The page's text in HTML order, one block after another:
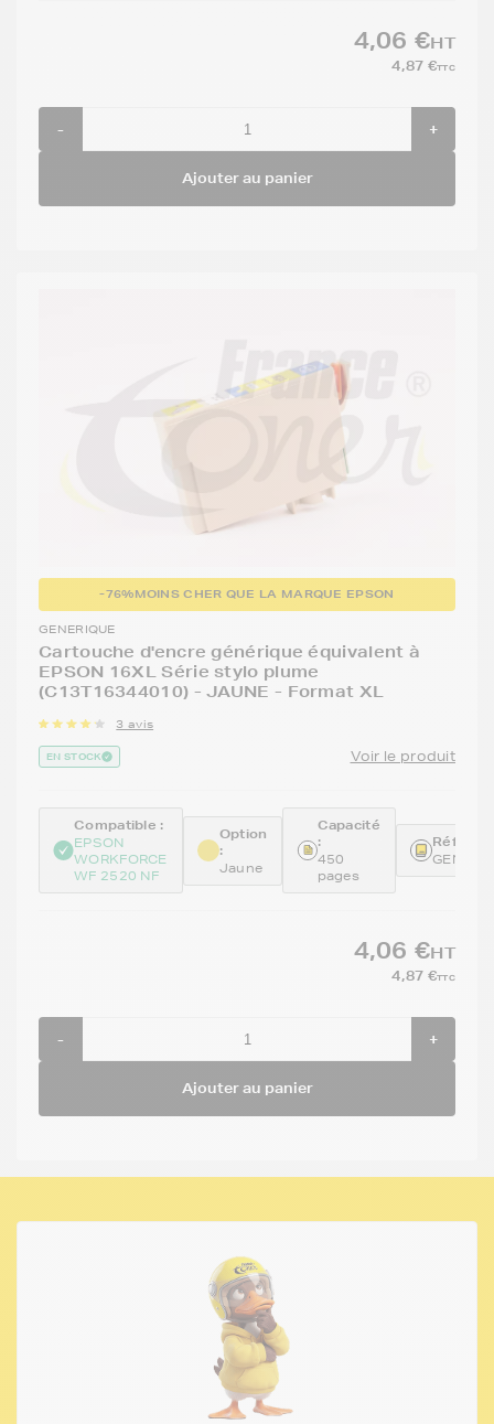
4,06 €HT
4,87 €TTC
- +
Ajouter au panier
-76%MOINS CHER QUE LA MARQUE EPSON
GENERIQUE
Cartouche d'encre générique équivalent à
EPSON 16XL Série stylo plume
(C13T16344010) - JAUNE - Format XL
3 avis
EN STOCK Voir le produit
Compatible :
EPSON
WORKFORCE
WF 2520 NF
Option
:
Jaune
Capacité
:
450
pages
4,06 €HT
4,87 €TTC
- +
Ajouter au panier